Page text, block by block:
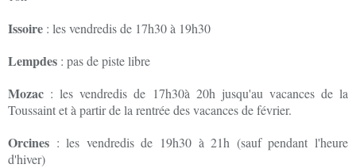
Issoire : les vendredis de 17h30 à 19h30
Lempdes : pas de piste libre
Mozac : les vendredis de 17h30à 20h jusqu'au vacances de la
Toussaint et à partir de la rentrée des vacances de février.
Orcines : les vendredis de 19h30 à 21h (sauf pendant l'heure
d'hiver)